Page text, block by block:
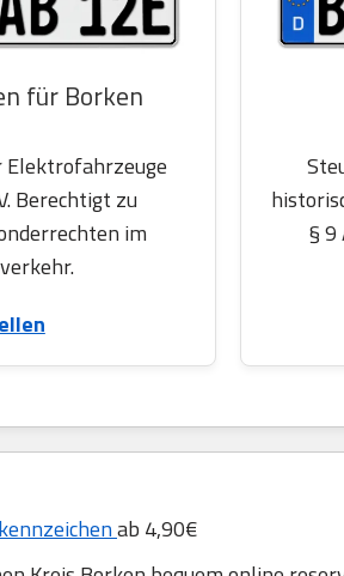
für Borken
Elektrofahrzeuge
Berechtigt zu
im
§ 9
ab 4,90€